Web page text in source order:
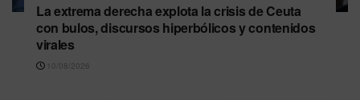
La extrema derecha explota la crisis de Ceuta
con bulos, discursos hiperbólicos y contenidos
virales
10/08/2026